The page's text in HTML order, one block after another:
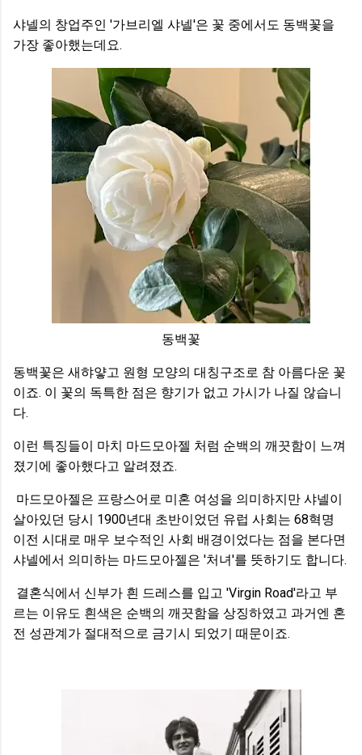
샤넬의 창업주인 '가브리엘 샤넬'은 꽃 중에서도 동백꽃을
가장 좋아했는데요.
동백꽃
동백꽃은 새햐얗고 원형 모양의 대칭구조로 참 아름다운 꽃
이죠. 이 꽃의 독특한 점은 향기가 없고 가시가 나질 않습니
다.
이런 특징들이 마치 마드모아젤 처럼 순백의 깨끗함이 느껴
졌기에 좋아했다고 알려졌죠.
마드모아젤은 프랑스어로 미혼 여성을 의미하지만 샤넬이
살아있던 당시 1900년대 초반이었던 유럽 사회는 68혁명
이전 시대로 매우 보수적인 사회 배경이었다는 점을 본다면
샤넬에서 의미하는 마드모아젤은 '처녀'를 뜻하기도 합니다.
결혼식에서 신부가 흰 드레스를 입고 'Virgin Road'라고 부
르는 이유도 흰색은 순백의 깨끗함을 상징하였고 과거엔 혼
전 성관계가 절대적으로 금기시 되었기 때문이죠.